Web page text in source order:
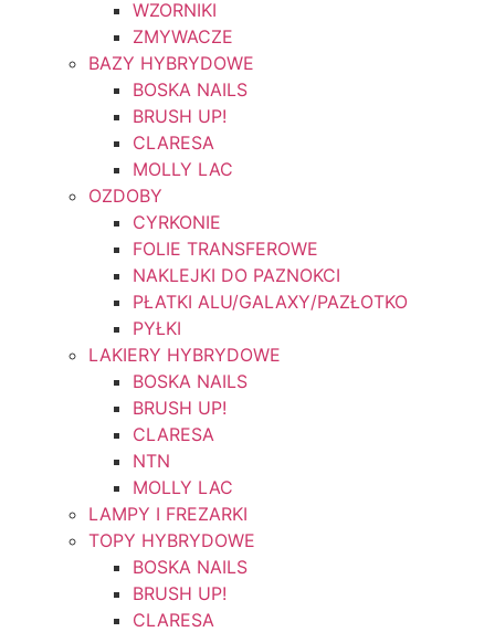
WZORNIKI
ZMYWACZE
BAZY HYBRYDOWE
BOSKA NAILS
BRUSH UP!
CLARESA
MOLLY LAC
OZDOBY
CYRKONIE
FOLIE TRANSFEROWE
NAKLEJKI DO PAZNOKCI
PŁATKI ALU/GALAXY/PAZŁOTKO
PYŁKI
LAKIERY HYBRYDOWE
BOSKA NAILS
BRUSH UP!
CLARESA
NTN
MOLLY LAC
LAMPY I FREZARKI
TOPY HYBRYDOWE
BOSKA NAILS
BRUSH UP!
CLARESA